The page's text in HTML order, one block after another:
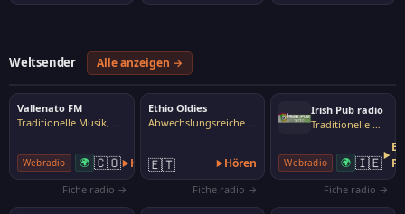
Weltsender Alle anzeigen →
Vallenato FM
Traditionelle Musik, Volksmusik
Webradio 🌍 🇨🇴 Hören
Fiche radio →
Ethio Oldies
Abwechslungsreiche Musik
🇪🇹 Hören
Fiche radio →
Irish Pub radio
Traditionelle Musik, Volksmusik
Webradio 🌍 🇮🇪
Fiche radio →